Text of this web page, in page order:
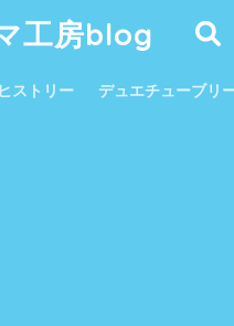
工房blog
ストリー デュエチューブリ